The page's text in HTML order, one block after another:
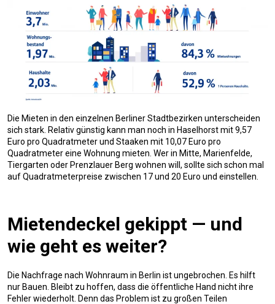
Die Mieten in den einzelnen Berliner Stadtbezirken unterscheiden
sich stark. Relativ günstig kann man noch in Haselhorst mit 9,57
Euro pro Quadratmeter und Staaken mit 10,07 Euro pro
Quadratmeter eine Wohnung mieten. Wer in Mitte, Marienfelde,
Tiergarten oder Prenzlauer Berg wohnen will, sollte sich schon mal
auf Quadratmeterpreise zwischen 17 und 20 Euro und einstellen.
Mietendeckel gekippt — und
wie geht es weiter?
Die Nachfrage nach Wohnraum in Berlin ist ungebrochen. Es hilft
nur Bauen. Bleibt zu hoffen, dass die öffentliche Hand nicht ihre
Fehler wiederholt. Denn das Problem ist zu großen Teilen